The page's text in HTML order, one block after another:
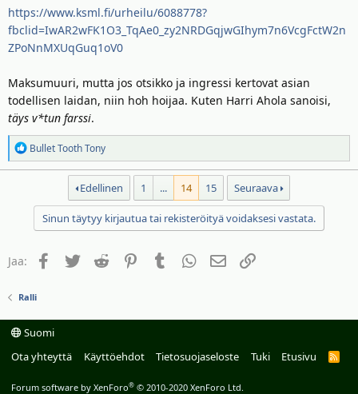
https://www.ksml.fi/urheilu/6088778?
fbclid=IwAR2wFK1O3_TqAe0_zy2NRDGqjwGIhym7n6VcgFctW2n
ZPoNnMXUqGuq1oV0
Maksumuuri, mutta jos otsikko ja ingressi kertovat asian
todellisen laidan, niin hoh hoijaa. Kuten Harri Ahola sanoisi,
täys v*tun farssi.
R
e
Bullet Tooth Tony
Edellinen 1 ... 14 15 Seuraava
Sinun täytyy kirjautua tai rekisteröityä voidaksesi vastata.
Jaa: Facebook
TwitterReddit PinterestTumblrWhatsAppSähköposti
Linkki
Ralli
Suomi
Ota yhteyttä
Käyttöehdot Tietosuojaseloste Tuki Etusivu
R
Forum software by XenForo® © 2010-2020 XenForo Ltd.